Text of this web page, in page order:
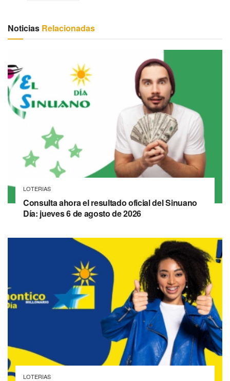
Noticias Relacionadas
LOTERIAS
Consulta ahora el resultado oficial del Sinuano
Día: jueves 6 de agosto de 2026
LOTERIAS